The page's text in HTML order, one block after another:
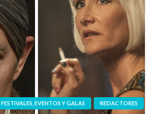
FESTIVALES, EVENTOS Y GALAS
REDACTORES